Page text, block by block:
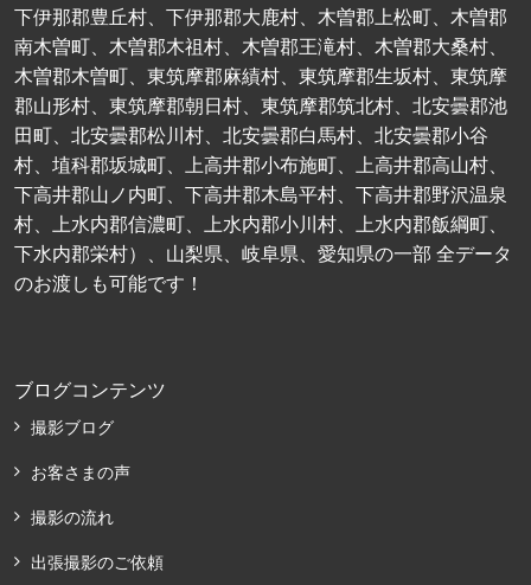
下伊那郡豊丘村、下伊那郡大鹿村、木曽郡上松町、木曽郡
南木曽町、木曽郡木祖村、木曽郡王滝村、木曽郡大桑村、
木曽郡木曽町、東筑摩郡麻績村、東筑摩郡生坂村、東筑摩
郡山形村、東筑摩郡朝日村、東筑摩郡筑北村、北安曇郡池
田町、北安曇郡松川村、北安曇郡白馬村、北安曇郡小谷
村、埴科郡坂城町、上高井郡小布施町、上高井郡高山村、
下高井郡山ノ内町、下高井郡木島平村、下高井郡野沢温泉
村、上水内郡信濃町、上水内郡小川村、上水内郡飯綱町、
下水内郡栄村）、山梨県、岐阜県、愛知県の一部 全データ
のお渡しも可能です！
ブログコンテンツ
撮影ブログ
お客さまの声
撮影の流れ
出張撮影のご依頼